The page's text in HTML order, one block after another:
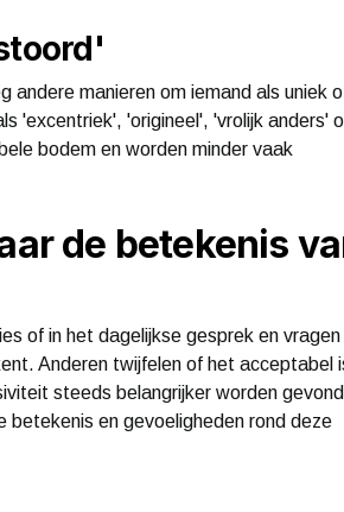
manieren om iemand als uniek
'excentriek', 'origineel', 'vrolijk anders'
bodem en worden minder vaak
de betekenis
of in het dagelijkse gesprek en vragen
Anderen twijfelen of het acceptabel
steeds belangrijker worden
en gevoeligheden rond deze